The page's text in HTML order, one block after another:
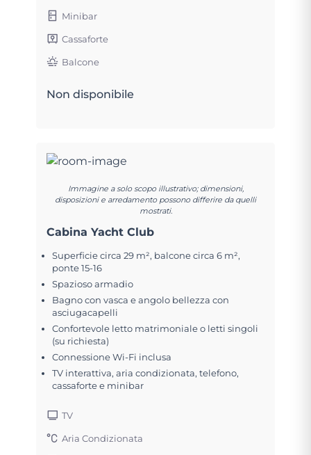
Minibar
Cassaforte
Balcone
Non disponibile
Immagine a solo scopo illustrativo; dimensioni,
disposizioni e arredamento possono differire da quelli
mostrati.
Cabina Yacht Club
Superficie circa 29 m², balcone circa 6 m²,
ponte 15-16
Spazioso armadio
Bagno con vasca e angolo bellezza con
asciugacapelli
Confortevole letto matrimoniale o letti singoli
(su richiesta)
Connessione Wi-Fi inclusa
TV interattiva, aria condizionata, telefono,
cassaforte e minibar
TV
Aria Condizionata